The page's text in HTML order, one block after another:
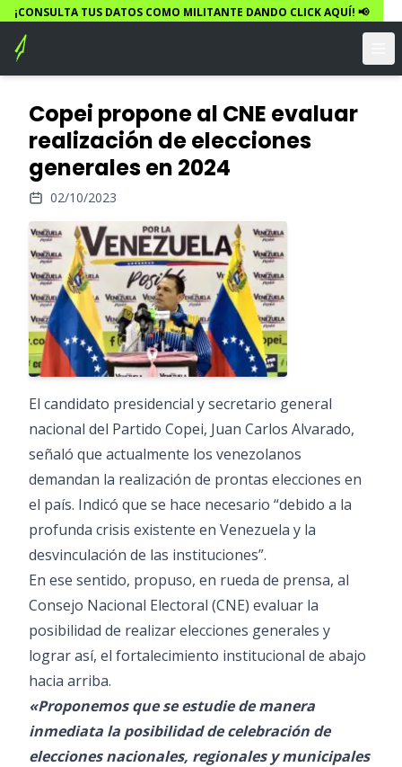
¡CONSULTA TUS DATOS COMO MILITANTE DANDO CLICK AQUÍ! 📢
Copei propone al CNE evaluar
realización de elecciones
generales en 2024
02/10/2023
El candidato presidencial y secretario general
nacional del Partido Copei, Juan Carlos Alvarado,
señaló que actualmente los venezolanos
demandan la realización de prontas elecciones en
el país. Indicó que se hace necesario “debido a la
profunda crisis existente en Venezuela y la
desvinculación de las instituciones”.
En ese sentido, propuso, en rueda de prensa, al
Consejo Nacional Electoral (CNE) evaluar la
posibilidad de realizar elecciones generales y
lograr así, el fortalecimiento institucional de abajo
hacia arriba.
«Proponemos que se estudie de manera
inmediata la posibilidad de celebración de
elecciones nacionales, regionales y municipales